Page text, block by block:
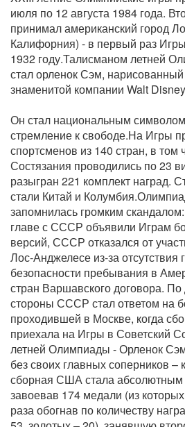
июля по 12 августа 1984 года.
принимал американский город
Калифорния) - в первый раз
1932 году.Талисманом летней
стал орленок Сэм,
знаменитой компании Walt
Он стал национальным
стремление к свободе.На Игры
спортсменов из 140 стран, в
Состязания проводились по 23
разыгран 221 комплект наград.
стали Китай и
запомнилась громким
главе с СССР объявили Играм
версий, СССР отказался от
Лос-Анджелесе из-за отсутствия
безопасности пребывания в
стран Варшавского договора. По
стороны СССР стал ответом на
проходившей в Москве, когда
приехала на Игры в Советский
летней Олимпиады - Орленок
без своих главных соперников
сборная США стала абсолютным
завоевав 174 медали (из
раза обогнав по количеству